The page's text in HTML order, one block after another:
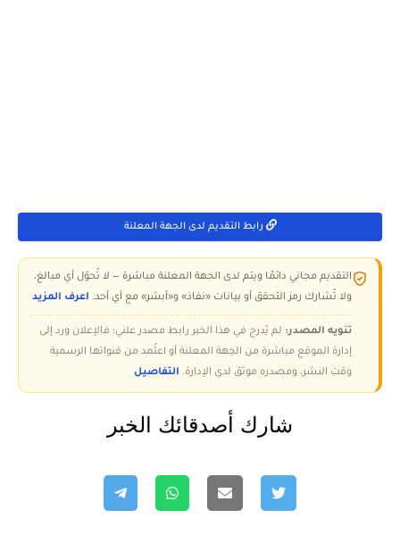
رابط التقديم لدى الجهة المعلنة
التقديم مجاني دائمًا ويتم لدى الجهة المعلنة مباشرة — لا تُحوّل أي مبالغ،
ولا تُشارك رمز التحقق أو بيانات «نفاذ» و«أبشر» مع أي أحد. اعرف المزيد
تنويه المصدر: لم يُدرج في هذا الخبر رابط مصدر علني؛ فالإعلان ورد إلى
إدارة الموقع مباشرة من الجهة المعلنة أو اعتُمد من قنواتها الرسمية
وقت النشر، ومصدره موثق لدى الإدارة. التفاصيل
شارك أصدقائك الخبر